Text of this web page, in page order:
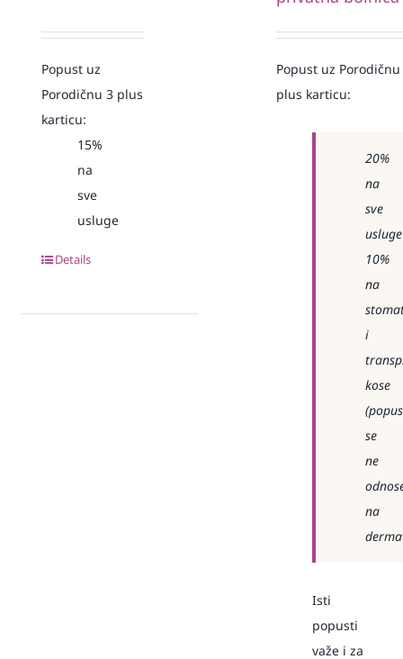
Popust uz
Porodičnu 3 plus
karticu:
15%
na
sve
usluge
Details
Popust uz Porodičnu
plus karticu:
20%
na
sve
usluge
10%
na
i
kose
se
ne
na
Isti
popusti
važe i za